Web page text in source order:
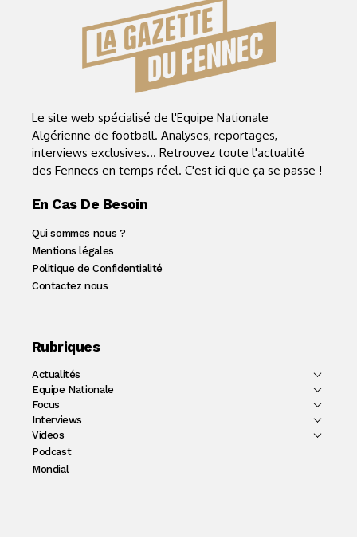
Le site web spécialisé de l'Equipe Nationale
Algérienne de football. Analyses, reportages,
interviews exclusives... Retrouvez toute l'actualité
des Fennecs en temps réel. C'est ici que ça se passe !
En Cas De Besoin
Qui sommes nous ?
Mentions légales
Politique de Confidentialité
Contactez nous
Rubriques
Actualités
Equipe Nationale
Focus
Interviews
Videos
Podcast
Mondial